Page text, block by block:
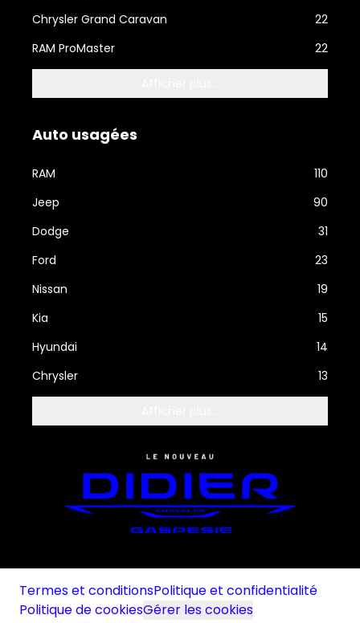
Chrysler Grand Caravan
22
RAM ProMaster
22
Auto usagées
RAM
110
Jeep
90
Dodge
31
Ford
23
Nissan
19
Kia
15
Hyundai
14
Chrysler
13
Termes et conditionsPolitique et confidentialité
Politique de cookiesGérer les cookies